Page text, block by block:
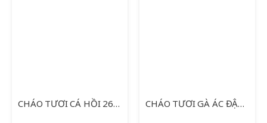
CHÁO TƯƠI CÁ HỒI 260G CHÁO TƯƠI GÀ ÁC ĐẬU XANH 260G